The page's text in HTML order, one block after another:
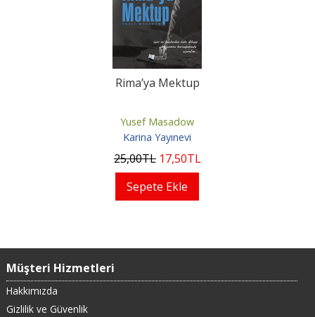
Rima’ya Mektup
Yusef Masadow
Karina Yayınevi
25,00TL 17,50TL
Sepete Ekle
Müşteri Hizmetleri
Hakkımızda
Gizlilik ve Güvenlik